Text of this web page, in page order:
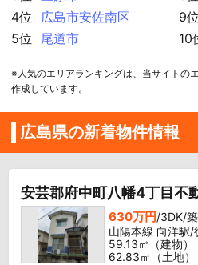
4位
広島市安佐南区
5位
尾道市
9位
10
※人気のエリアランキングは、当サイトの
作成しています。
広島県の新着物件情報
安芸郡府中町八幡4丁目不
630万円/3DK/
山陽本線 向洋駅/
59.13㎡（建物）
62.83㎡（土地）